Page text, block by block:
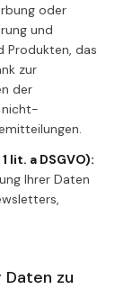
oder
und
Produkten, das
zur
der
nicht-
lit. a DSGVO):
Ihrer Daten
zu